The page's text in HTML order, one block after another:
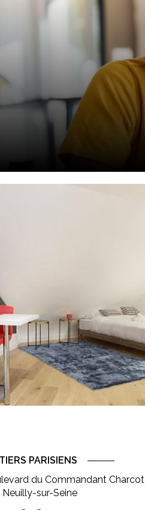
PARISIENS
du Commandant Charcot
Neuilly-sur-Seine